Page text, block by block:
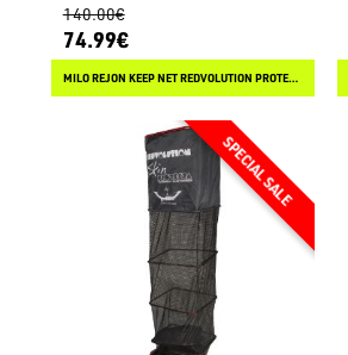
140.00€
74.99€
MILO REJON KEEP NET REDVOLUTION PROTECTIVE CARP